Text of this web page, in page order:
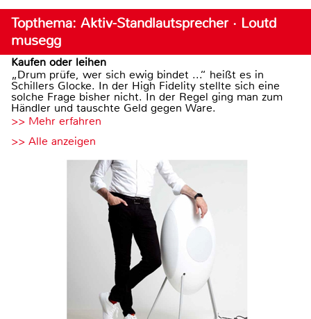
Topthema: Aktiv-Standlautsprecher · Loutd
musegg
Kaufen oder leihen
„Drum prüfe, wer sich ewig bindet ...“ heißt es in
Schillers Glocke. In der High Fidelity stellte sich eine
solche Frage bisher nicht. In der Regel ging man zum
Händler und tauschte Geld gegen Ware.
>> Mehr erfahren
>> Alle anzeigen